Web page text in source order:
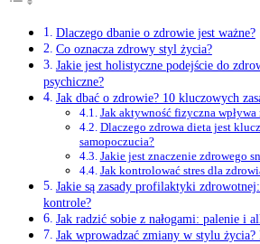
Dlaczego dbanie o zdrowie jest ważne?
Co oznacza zdrowy styl życia?
Jakie jest holistyczne podejście do
psychiczne?
Jak dbać o zdrowie? 10 kluczowych
Jak aktywność fizyczna
Dlaczego zdrowa dieta jest
samopoczucia?
Jakie jest znaczenie zdrowego
Jak kontrolować stres dla
Jakie są zasady profilaktyki
kontrole?
Jak radzić sobie z nałogami: palenie i
Jak wprowadzać zmiany w stylu